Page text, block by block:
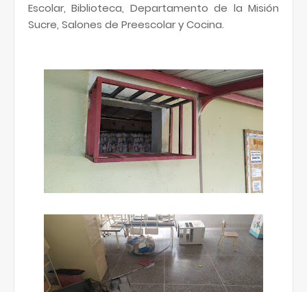
Escolar, Biblioteca, Departamento de la Misión
Sucre, Salones de Preescolar y Cocina.